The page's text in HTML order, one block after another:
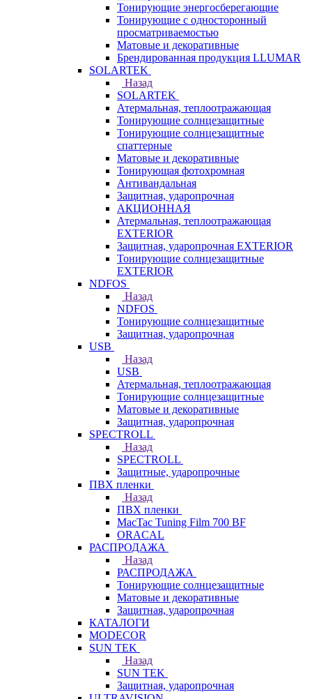
Тонирующие энергосберегающие
Тонирующие с односторонный
просматриваемостью
Матовые и декоративные
Брендированная продукция LLUMAR
SOLARTEK
Назад
SOLARTEK
Атермальная, теплоотражающая
Тонирующие солнцезащитные
Тонирующие солнцезащитные
спаттерные
Матовые и декоративные
Тонирующая фотохромная
Антивандальная
Защитная, ударопрочная
АКЦИОННАЯ
Атермальная, теплоотражающая
EXTERIOR
Защитная, ударопрочная EXTERIOR
Тонирующие солнцезащитные
EXTERIOR
NDFOS
Назад
NDFOS
Тонирующие солнцезащитные
Защитная, ударопрочная
USB
Назад
USB
Атермальная, теплоотражающая
Тонирующие солнцезащитные
Матовые и декоративные
Защитная, ударопрочная
SPECTROLL
Назад
SPECTROLL
Защитные, ударопрочные
ПВХ пленки
Назад
ПВХ пленки
MacTac Tuning Film 700 BF
ORACAL
РАСПРОДАЖА
Назад
РАСПРОДАЖА
Тонирующие солнцезащитные
Матовые и декоративные
Защитная, ударопрочная
КАТАЛОГИ
MODECOR
SUN TEK
Назад
SUN TEK
Защитная, ударопрочная